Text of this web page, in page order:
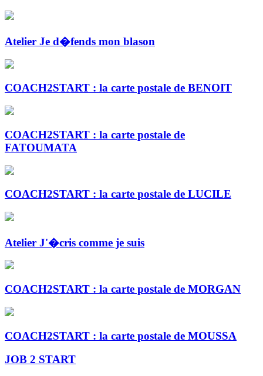
Atelier Je d�fends mon blason
COACH2START : la carte postale de BENOIT
COACH2START : la carte postale de
FATOUMATA
COACH2START : la carte postale de LUCILE
Atelier J'�cris comme je suis
COACH2START : la carte postale de MORGAN
COACH2START : la carte postale de MOUSSA
JOB 2 START